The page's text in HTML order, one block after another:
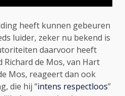
heeft kunnen gebeuren
luider, zeker nu bekend is
daarvoor heeft
Richard de Mos, van Hart
Mos, reageert dan ook
die hij “intens respectloos”